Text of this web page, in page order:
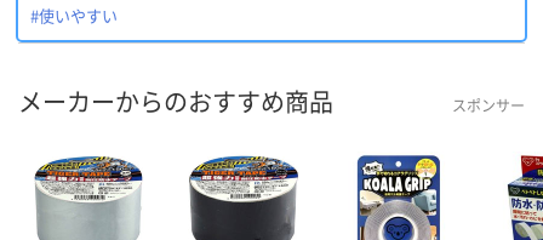
#使いやすい
メーカーからのおすすめ商品 スポンサー